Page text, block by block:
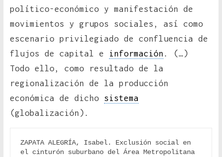
político-económico y manifestación de
movimientos y grupos sociales, así como
escenario privilegiado de confluencia de
flujos de capital e
información . (…)
Todo ello, como resultado de la
regionalización de la producción
económica de dicho sistema
(globalización).
ZAPATA ALEGRÍA, Isabel. Exclusión social en
el cinturón suburbano del Área Metropolitana